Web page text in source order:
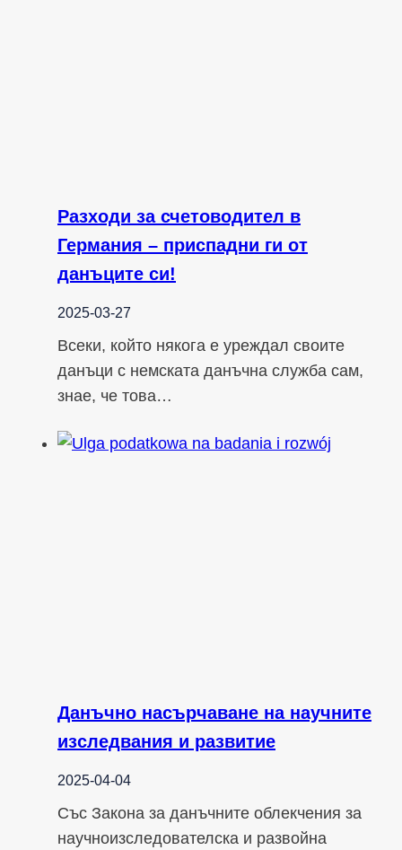
Разходи за счетоводител в
Германия – приспадни ги от
данъците си!
2025-03-27
Всеки, който някога е уреждал своите
данъци с немската данъчна служба сам,
знае, че това…
Данъчно насърчаване на научните
изследвания и развитие
2025-04-04
Със Закона за данъчните облекчения за
научноизследователска и развойна